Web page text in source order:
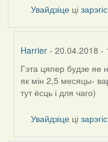
Увайдзіце ці
Harrier - 20.04.2018 -
In
reply
to
Feather
Гэта цяпер будзе яе
як мін 2,5 месяцы-
тут ёсць і для чаго)
Увайдзіце ці